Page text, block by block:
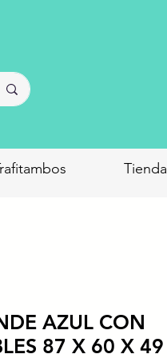
Tienda
AZUL CON
87 X 60 X 49